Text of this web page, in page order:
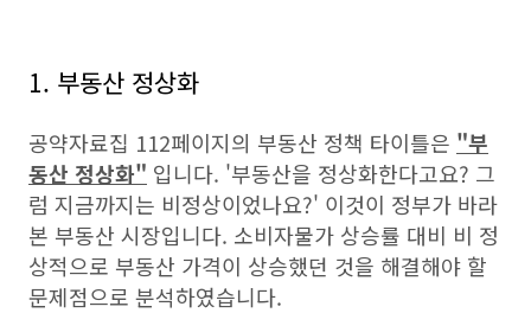
1. 부동산 정상화
공약자료집 112페이지의 부동산 정책 타이틀은 "부
동산 정상화" 입니다. '부동산을 정상화한다고요? 그
럼 지금까지는 비정상이었나요?' 이것이 정부가 바라
본 부동산 시장입니다. 소비자물가 상승률 대비 비 정
상적으로 부동산 가격이 상승했던 것을 해결해야 할
문제점으로 분석하였습니다.